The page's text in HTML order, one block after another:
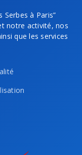
Serbes à Paris”
notre activité, nos
que les services